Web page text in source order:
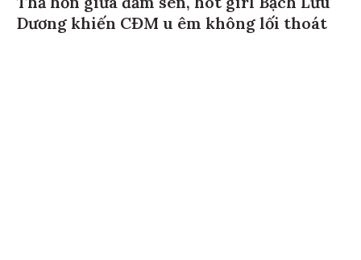
Dương khiến CĐM u êm không lối thoát